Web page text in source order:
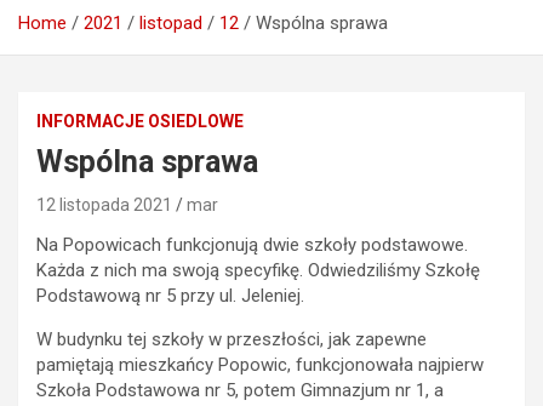
Home 2021 listopad 12 Wspólna sprawa
INFORMACJE OSIEDLOWE
Wspólna sprawa
12 listopada 2021 mar
Na Popowicach funkcjonują dwie szkoły podstawowe.
Każda z nich ma swoją specyfikę. Odwiedziliśmy Szkołę
Podstawową nr 5 przy ul. Jeleniej.
W budynku tej szkoły w przeszłości, jak zapewne
pamiętają mieszkańcy Popowic, funkcjonowała najpierw
Szkoła Podstawowa nr 5, potem Gimnazjum nr 1, a